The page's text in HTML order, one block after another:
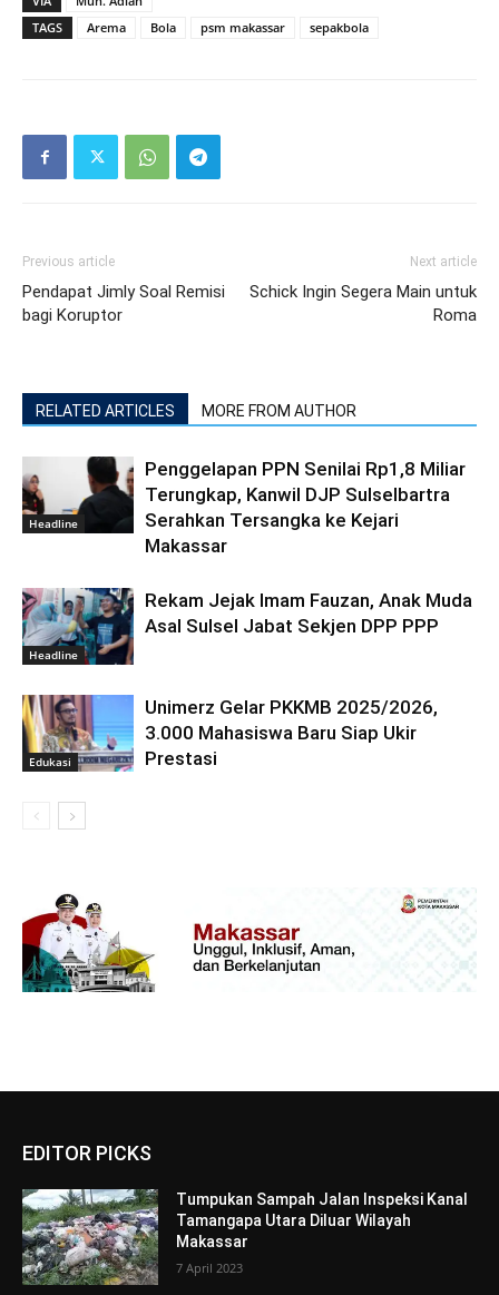
TAGS
Arema Bola psm makassar sepakbola
Previous article
Pendapat Jimly Soal Remisi
bagi Koruptor
Next article
Schick Ingin Segera Main untuk
Roma
RELATED ARTICLES MORE FROM AUTHOR
Headline
Penggelapan PPN Senilai Rp1,8 Miliar
Terungkap, Kanwil DJP Sulselbartra
Serahkan Tersangka ke Kejari
Makassar
Headline
Rekam Jejak Imam Fauzan, Anak Muda
Asal Sulsel Jabat Sekjen DPP PPP
Edukasi
Unimerz Gelar PKKMB 2025/2026,
3.000 Mahasiswa Baru Siap Ukir
Prestasi
EDITOR PICKS
Tumpukan Sampah Jalan Inspeksi Kanal
Tamangapa Utara Diluar Wilayah
Makassar
7 April 2023